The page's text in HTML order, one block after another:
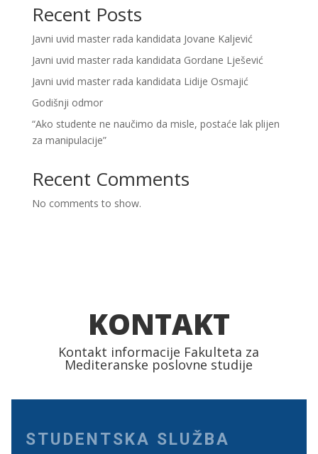
Recent Posts
Javni uvid master rada kandidata Jovane Kaljević
Javni uvid master rada kandidata Gordane Lješević
Javni uvid master rada kandidata Lidije Osmajić
Godišnji odmor
“Ako studente ne naučimo da misle, postaće lak plijen
za manipulacije”
Recent Comments
No comments to show.
KONTAKT
Kontakt informacije Fakulteta za
Mediteranske poslovne studije
STUDENTSKA SLUŽBA